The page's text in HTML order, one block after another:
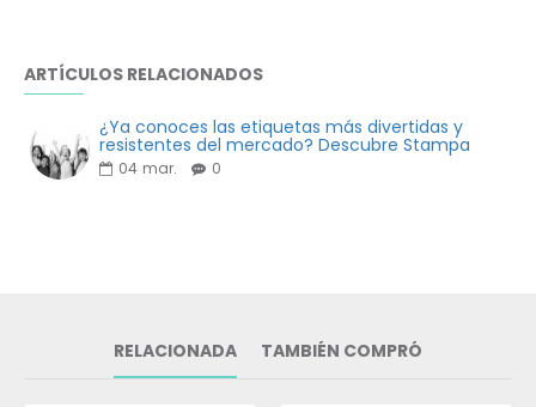
ARTÍCULOS RELACIONADOS
¿Ya conoces las etiquetas más divertidas y
resistentes del mercado? Descubre Stampa
04 mar. 0
RELACIONADA TAMBIÉN COMPRÓ